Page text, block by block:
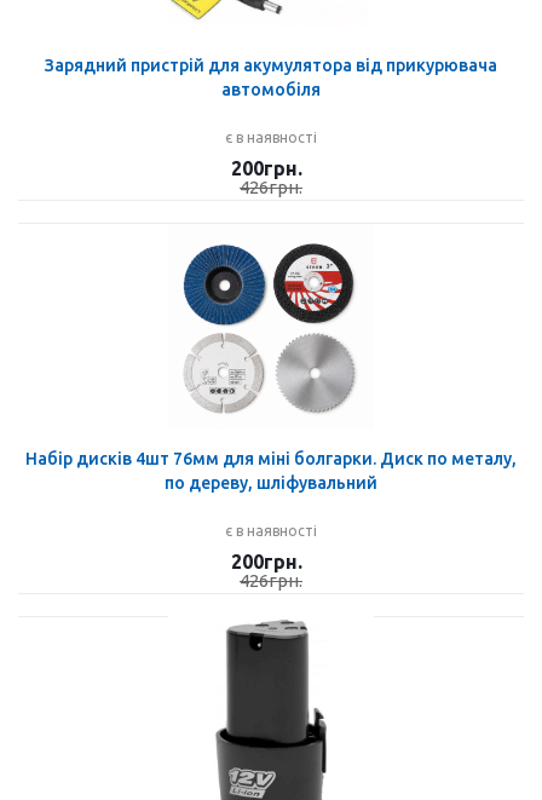
Зарядний пристрій для акумулятора від прикурювача
автомобіля
є в наявності
200грн.
426грн.
Набір дисків 4шт 76мм для міні болгарки. Диск по металу,
по дереву, шліфувальний
є в наявності
200грн.
426грн.